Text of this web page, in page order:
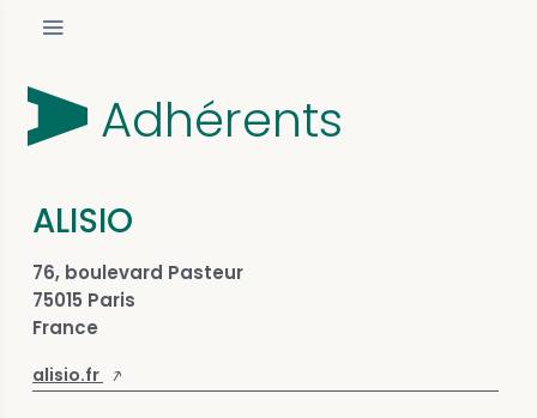
Adhérents
ALISIO
76, boulevard Pasteur
75015 Paris
France
alisio.fr